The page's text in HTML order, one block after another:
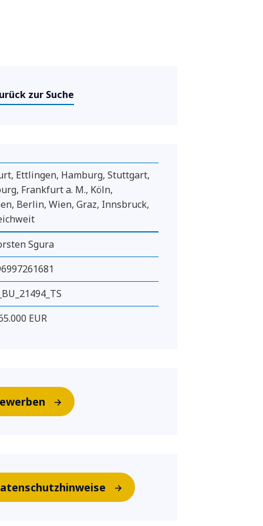
zur Suche
Ettlingen, Hamburg, Stuttgart,
Frankfurt a. M., Köln,
Berlin, Wien, Graz, Innsbruck,
Sgura
EUR